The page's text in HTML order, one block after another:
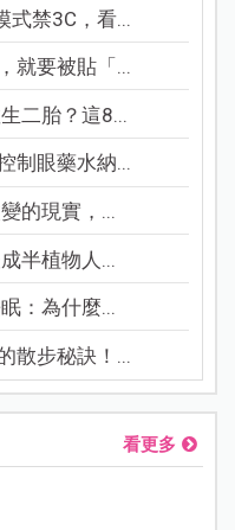
式禁3C，看...
就要被貼「...
二胎？這8...
制眼藥水納...
的現實，...
半植物人...
：為什麼...
散步秘訣！...
看更多